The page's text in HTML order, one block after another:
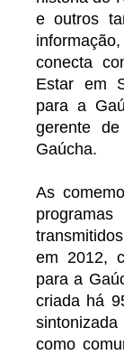
e outros
conecta
Estar em
para a
gerente
Gaúcha.
As
em 2012,
para a
criada há
como